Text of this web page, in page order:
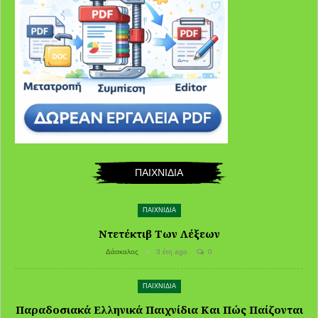
ΠΑΙΧΝΙΔΙΑ
ΠΑΙΧΝΙΔΙΑ
Ντετέκτιβ Των Λέξεων
Δάσκαλος 3 έτη ago 0
ΠΑΙΧΝΙΔΙΑ
Παραδοσιακά Ελληνικά Παιχνίδια Και Πώς Παίζονται